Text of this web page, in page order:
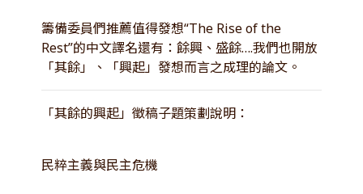
籌備委員們推薦值得發想“The Rise of the
Rest”的中文譯名還有：餘興、盛餘….我們也開放
「其餘」、「興起」發想而言之成理的論文。
「其餘的興起」徵稿子題策劃說明：
民粹主義與民主危機